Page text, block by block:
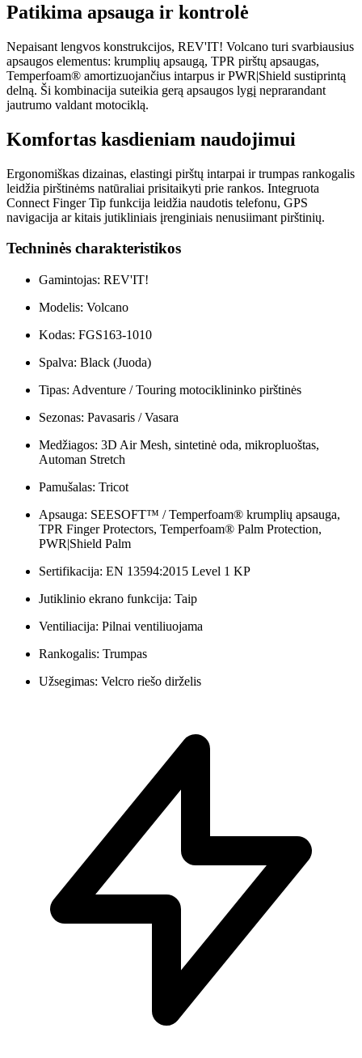
Patikima apsauga ir kontrolė
Nepaisant lengvos konstrukcijos, REV'IT! Volcano turi svarbiausius
apsaugos elementus: krumplių apsaugą, TPR pirštų apsaugas,
Temperfoam® amortizuojančius intarpus ir PWR|Shield sustiprintą
delną. Ši kombinacija suteikia gerą apsaugos lygį neprarandant
jautrumo valdant motociklą.
Komfortas kasdieniam naudojimui
Ergonomiškas dizainas, elastingi pirštų intarpai ir trumpas rankogalis
leidžia pirštinėms natūraliai prisitaikyti prie rankos. Integruota
Connect Finger Tip funkcija leidžia naudotis telefonu, GPS
navigacija ar kitais jutikliniais įrenginiais nenusiimant pirštinių.
Techninės charakteristikos
Gamintojas: REV'IT!
Modelis: Volcano
Kodas: FGS163-1010
Spalva: Black (Juoda)
Tipas: Adventure / Touring motociklininko pirštinės
Sezonas: Pavasaris / Vasara
Medžiagos: 3D Air Mesh, sintetinė oda, mikropluoštas,
Automan Stretch
Pamušalas: Tricot
Apsauga: SEESOFT™ / Temperfoam® krumplių apsauga,
TPR Finger Protectors, Temperfoam® Palm Protection,
PWR|Shield Palm
Sertifikacija: EN 13594:2015 Level 1 KP
Jutiklinio ekrano funkcija: Taip
Ventiliacija: Pilnai ventiliuojama
Rankogalis: Trumpas
Užsegimas: Velcro riešo dirželis